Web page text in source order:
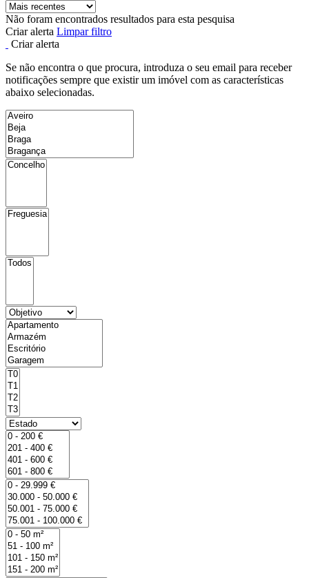
Não foram encontrados resultados para esta pesquisa
Criar alerta Limpar filtro
Criar alerta
Se não encontra o que procura, introduza o seu email para receber
notificações sempre que existir um imóvel com as características
abaixo selecionadas.